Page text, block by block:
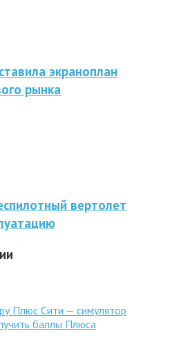
экраноплан
рынка
вертолет
Плюс Сити — симулятор
баллы Плюса